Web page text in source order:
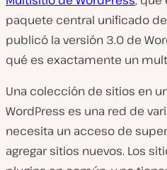
paquete central unificado
publicó la versión 3.0 de
qué es exactamente un
Una colección de sitios en
WordPress es una red de
necesita un acceso de
agregar sitios nuevos. Los